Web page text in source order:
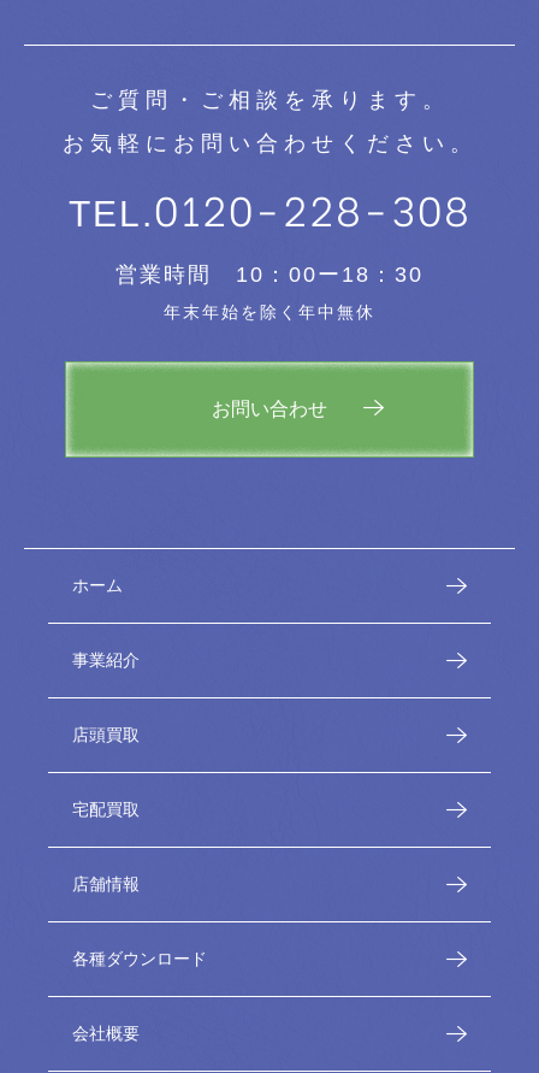
ご質問・ご相談を承ります。
お気軽にお問い合わせください。
TEL.0120-228-308
営業時間 10：00ー18：30
年末年始を除く年中無休
お問い合わせ
ホーム
事業紹介
店頭買取
宅配買取
店舗情報
各種ダウンロード
会社概要